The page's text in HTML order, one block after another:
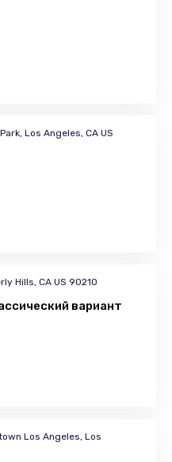
Los Angeles, CA US
Hills, CA US 90210
вариант
Los Angeles, Los